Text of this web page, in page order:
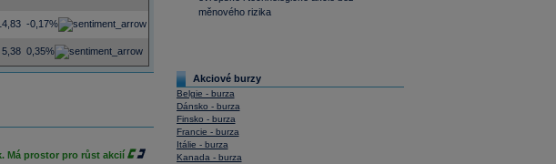
-0,17%
5,38 0,35%
Má prostor pro růst akcií
měnového rizika
Akciové burzy
Belgie - burza
Dánsko - burza
Finsko - burza
Francie - burza
Itálie - burza
Kanada - burza